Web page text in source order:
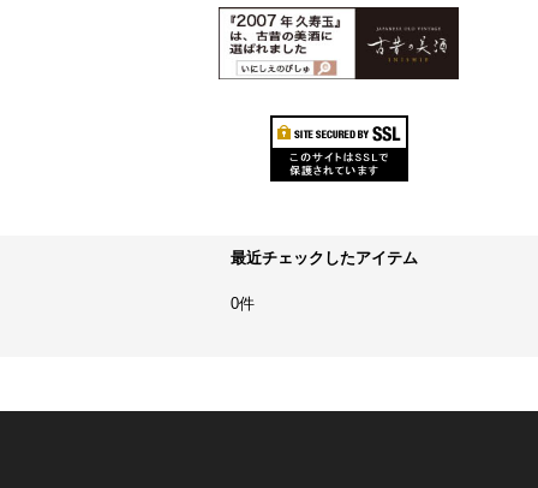
最近チェックしたアイテム
0件